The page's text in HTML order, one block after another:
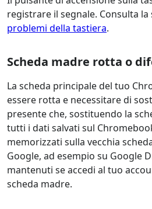
registrare il segnale. Consulta la
problemi della tastiera.
Scheda madre rotta o
La scheda principale del tuo
essere rotta e necessitare di
presente che, sostituendo la
tutti i dati salvati sul
memorizzati sulla vecchia
Google, ad esempio su Google
mantenuti se accedi al tuo
scheda madre.